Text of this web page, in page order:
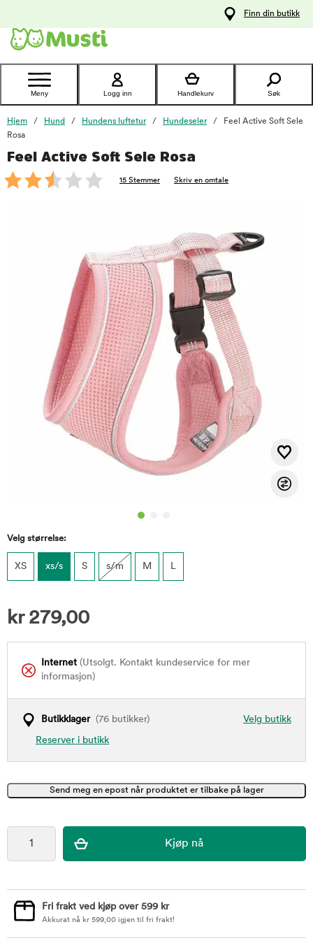
Kontakt
kundeservice
Finn din butikk
Meny Logg inn Handlekurv Søk
Hjem Hund Hundens luftetur Hundeseler
Feel Active Soft Sele
Rosa
Feel Active Soft Sele Rosa
15 Stemmer Skriv en omtale
Velg størrelse:
XS xs/s S s/m M L
kr 279,00
Internet (Utsolgt. Kontakt kundeservice for mer
informasjon)
Velg butikk
Butikklager(76 butikker)
Reserver i butikk
foo
Fri frakt ved kjøp over 599 kr
Akkurat nå kr 599,00 igjen til fri frakt!